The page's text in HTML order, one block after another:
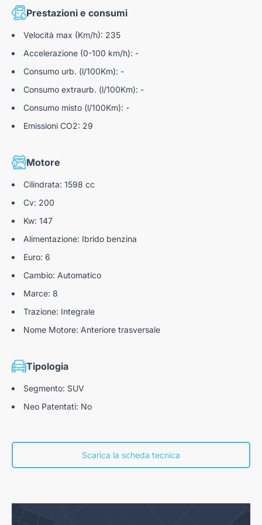
Prestazioni e consumi
Velocità max (Km/h): 235
Accelerazione (0-100 km/h): -
Consumo urb. (l/100Km): -
Consumo extraurb. (l/100Km): -
Consumo misto (l/100Km): -
Emissioni CO2: 29
Motore
Cilindrata: 1598 cc
Cv: 200
Kw: 147
Alimentazione: Ibrido benzina
Euro: 6
Cambio: Automatico
Marce: 8
Trazione: Integrale
Nome Motore: Anteriore trasversale
Tipologia
Segmento: SUV
Neo Patentati: No
Scarica la scheda tecnica